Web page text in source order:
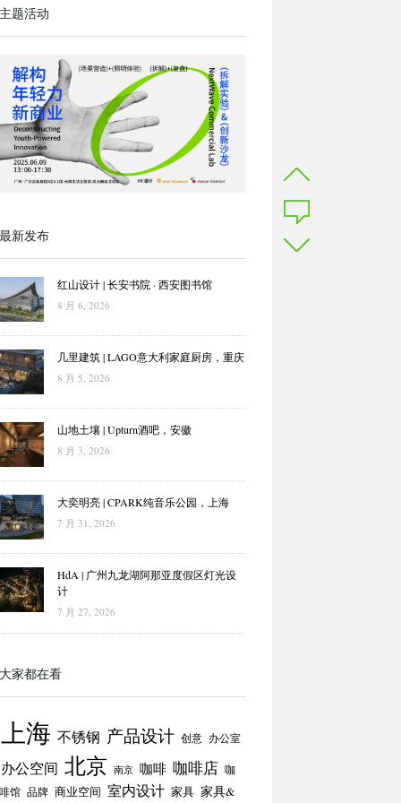
题活动
新发布
红山设计 | 长安书院 · 西安图书馆
8 月 6, 2026
几里建筑 | LAGO意大利家庭厨房，重庆
8 月 5, 2026
山地土壤 | Upturn酒吧，安徽
8 月 3, 2026
大奕明亮 | CPARK纯音乐公园，上海
7 月 31, 2026
HdA | 广州九龙湖阿那亚度假区灯光设
计
7 月 27, 2026
家都在看
上海 不锈钢 产品设计 创意 办公室
办公空间 北京 南京 咖啡 咖啡店 咖
馆 品牌 商业空间 室内设计 家具 家具&